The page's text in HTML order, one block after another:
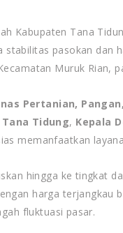
Kabupaten Tana
stabilitas pasokan dan
Muruk Rian,
Pertanian,
Tidung, Kepala
memanfaatkan
hingga ke tingkat
harga terjangkau
fluktuasi pasar.